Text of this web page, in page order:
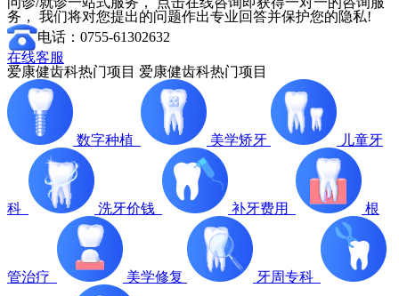
务， 我们将对您提出的问题作出专业回答并保护您的隐私!
电话：0755-61302632
在线客服
爱康健齿科热门项目 爱康健齿科热门项目
数字种植 美学矫牙 儿童牙
科 洗牙价钱 补牙费用 根
管治疗 美学修复 牙周专科